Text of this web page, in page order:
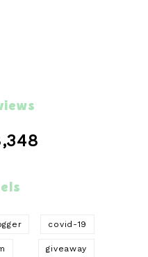
covid-19
giveaway